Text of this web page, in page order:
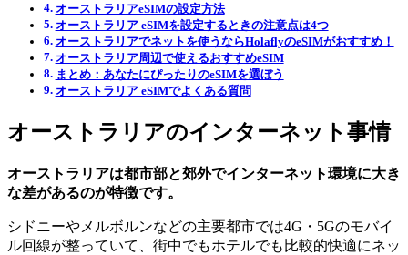
オーストラリアeSIMの設定方法
オーストラリア eSIMを設定するときの注意点は4つ
オーストラリアでネットを使うならHolaflyのeSIMがおすすめ！
オーストラリア周辺で使えるおすすめeSIM
まとめ：あなたにぴったりのeSIMを選ぼう
オーストラリア eSIMでよくある質問
オーストラリアのインターネット事情
オーストラリアは都市部と郊外でインターネット環境に大き
な差があるのが特徴です。
シドニーやメルボルンなどの主要都市では4G・5Gのモバイ
ル回線が整っていて、街中でもホテルでも比較的快適にネッ